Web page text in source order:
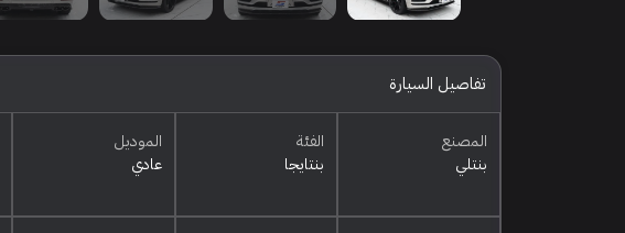
تفاصيل السيارة
المصنع
بنتلي
الفئة
بنتايجا
الموديل
عادي